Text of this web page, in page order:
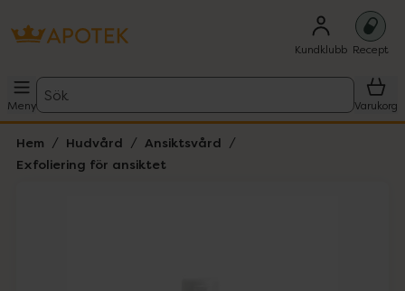
Kundklubb Recept
Meny
Sök
Varukorg
Hem Hudvård
Ansiktsvård
Exfoliering för ansiktet